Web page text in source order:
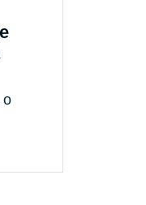
o